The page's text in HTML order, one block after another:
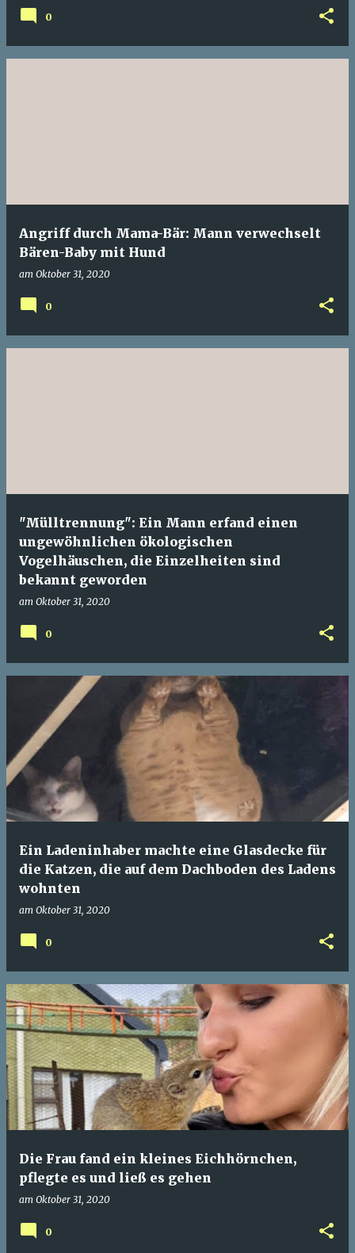
0
Angriff durch Mama-Bär: Mann verwechselt
Bären-Baby mit Hund
am Oktober 31, 2020
0
"Mülltrennung": Ein Mann erfand einen
ungewöhnlichen ökologischen
Vogelhäuschen, die Einzelheiten sind
bekannt geworden
am Oktober 31, 2020
0
Ein Ladeninhaber machte eine Glasdecke für
die Katzen, die auf dem Dachboden des Ladens
wohnten
am Oktober 31, 2020
0
Die Frau fand ein kleines Eichhörnchen,
pflegte es und ließ es gehen
am Oktober 31, 2020
0